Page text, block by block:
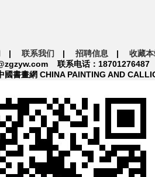
| 联系我们 | 招聘信息 | 收藏
联系电话：18701276487
書畫網 CHINA PAINTING AND